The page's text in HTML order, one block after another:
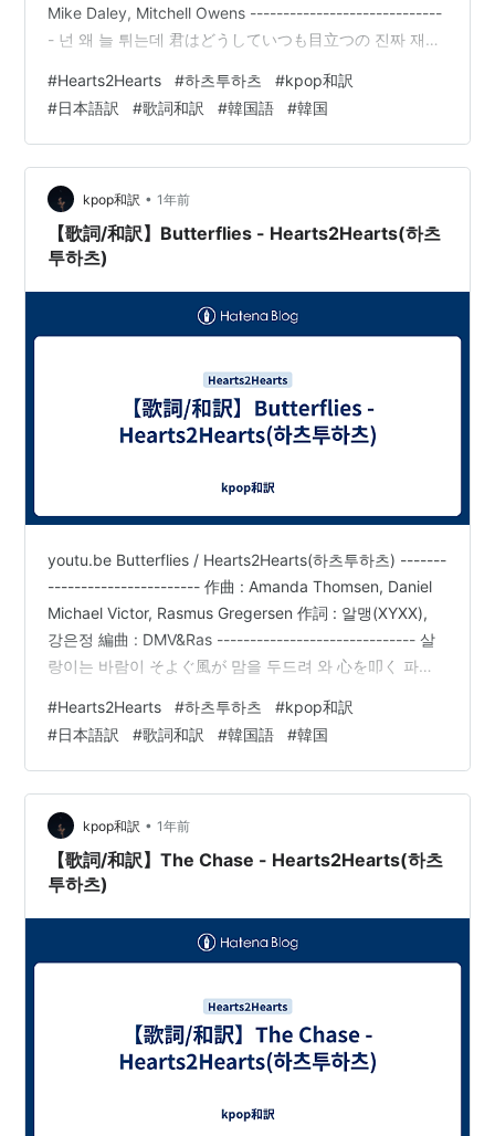
Mike Daley, Mitchell Owens -----------------------------
- 넌 왜 늘 튀는데 君はどうしていつも目立つの 진짜 재밌
のなのに 그게 별나 それが変わってる 열심이지 않아 熱…
#Hearts2Hearts #하츠투하츠 #kpop和訳
#日本語訳 #歌詞和訳 #韓国語 #韓国
kpop和訳 • 1年前
【歌詞/和訳】Butterflies - Hearts2Hearts(하츠
투하츠)
youtu.be Butterflies / Hearts2Hearts(하츠투하츠) -------
----------------------- 作曲 : Amanda Thomsen, Daniel
Michael Victor, Rasmus Gregersen 作詞 : 알맹(XYXX),
강은정 編曲 : DMV&Ras ------------------------------ 살
랑이는 바람이 そよぐ風が 맘을 두드려 와 心を叩く 파랗
와 나 向かい合った君と私 두 팔을 펼치고 달린 순간 両腕
を広げて走った瞬…
#Hearts2Hearts #하츠투하츠 #kpop和訳
#日本語訳 #歌詞和訳 #韓国語 #韓国
kpop和訳 • 1年前
【歌詞/和訳】The Chase - Hearts2Hearts(하츠
투하츠)